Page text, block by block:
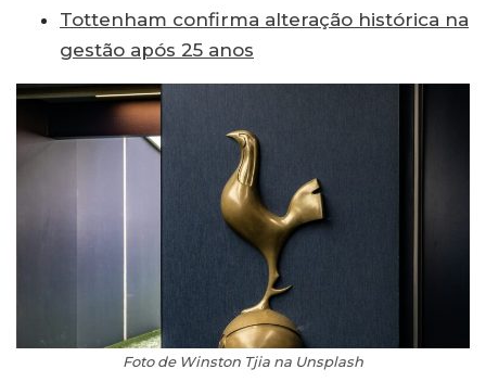
Tottenham confirma alteração histórica na
gestão após 25 anos
Foto de Winston Tjia na Unsplash